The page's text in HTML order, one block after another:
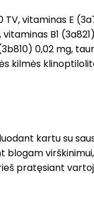
vitaminas E
B1
0,02 mg,
kilmės
kartu su
pratęsiant